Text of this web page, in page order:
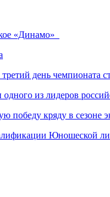
«Динамо»
день чемпионата
из лидеров
победу кряду в сезоне
Юношеской